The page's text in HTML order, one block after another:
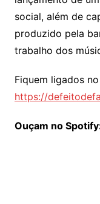
social, além de
produzido pela
trabalho dos
Fiquem ligados
https://
Ouçam no